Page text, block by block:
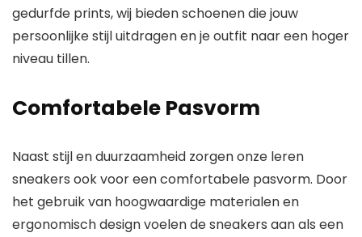
gedurfde prints, wij bieden schoenen die jouw
persoonlijke stijl uitdragen en je outfit naar een hoger
niveau tillen.
Comfortabele Pasvorm
Naast stijl en duurzaamheid zorgen onze leren
sneakers ook voor een comfortabele pasvorm. Door
het gebruik van hoogwaardige materialen en
ergonomisch design voelen de sneakers aan als een